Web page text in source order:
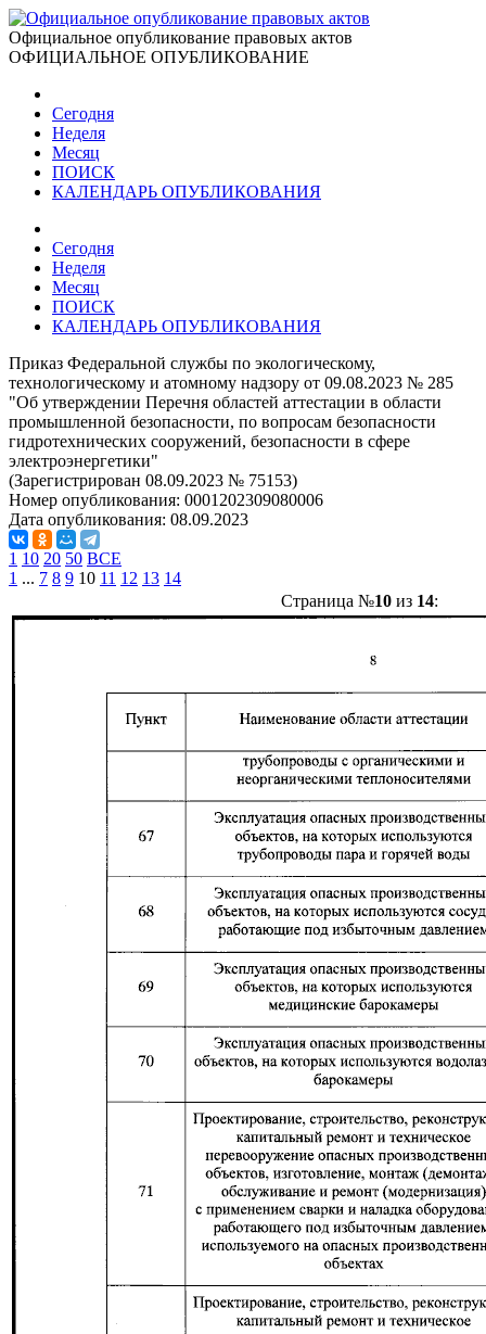
Официальное опубликование правовых актов
ОФИЦИАЛЬНОЕ ОПУБЛИКОВАНИЕ
Сегодня
Неделя
Месяц
ПОИСК
КАЛЕНДАРЬ ОПУБЛИКОВАНИЯ
Сегодня
Неделя
Месяц
ПОИСК
КАЛЕНДАРЬ ОПУБЛИКОВАНИЯ
Приказ Федеральной службы по экологическому,
технологическому и атомному надзору от 09.08.2023 № 285
"Об утверждении Перечня областей аттестации в области
промышленной безопасности, по вопросам безопасности
гидротехнических сооружений, безопасности в сфере
электроэнергетики"
(Зарегистрирован 08.09.2023 № 75153)
Номер опубликования: 0001202309080006
Дата опубликования: 08.09.2023
1 10 20 50 ВСЕ
1 ... 7 8 9 10 11 12 13 14
Страница №10из 14: